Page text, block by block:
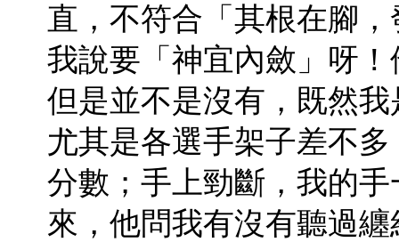
直，不符合「其根在腳
我說要「神宜內斂」呀
但是並不是沒有，既然
尤其是各選手架子差不
分數；手上勁斷，我的
來，他問我有沒有聽過